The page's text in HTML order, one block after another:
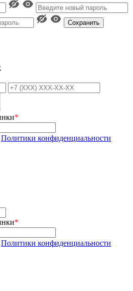
Сохранить
*
Политики конфиденциальности
*
Политики конфиденциальности